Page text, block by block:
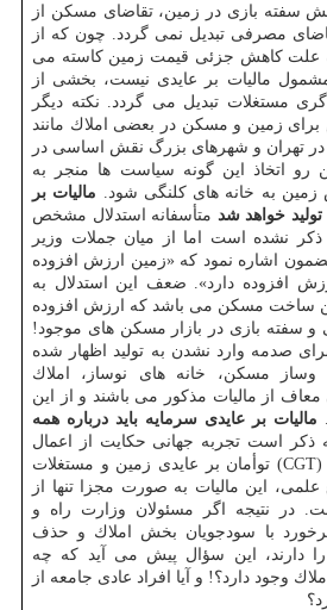
سفته بازی در زمین، تقاضای مسكن از
مصرفی تبدیل نمی گردد. چون كه از
علت كاهش جزئی قیمت زمین كاسته می
مالیات بر عایدی نیست، بخشی از
مستغلات تبدیل می گردد. نكته دیگر
زمین و مسكن در بعضی املاك مانند
تهران و شهرهای بزرگ نقش اساسی در
رو اتخاذ این گونه سیاست ها منجر به
به خانه های كلنگی شود. مالیات بر
خواهد شد متأسفانه استدلال مشخص
ذكر نشده است اما از میان جملات وزیر
اشاره نمود كه «زمین ارزش افزوده
افزوده دارد». ضعف این استدلال به
ساخت مسكن می باشد كه ارزش افزوده
و سفته بازی در بازار مسكن های موجود!
صدمه وارد نشدن به تولید اظهار شده
مسكن، خانه های نوساز، املاك
از مالیات مذكور می باشند و از این
مالیات بر عایدی سرمایه باید درباره همه
ذكر است تجربه جهانی حكایت از اعمال
مالیات بر عایدی سرمایه (CGT) توأمان بر عایدی زمین و مستغلات
این مالیات به صورت مجزا تنها از
در نتیجه اگر مسئولان وزارت راه و
با سودجویان بخش املاك و حذف
دارند، این سؤال پیش می آید كه چه
وجود دارد؟! و آیا افراد عادی جامعه از